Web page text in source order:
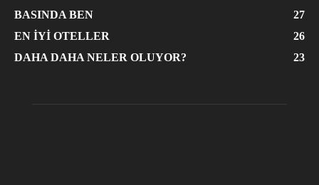
BASINDA BEN
27
EN İYI OTELLER
26
DAHA DAHA NELER OLUYOR?
23